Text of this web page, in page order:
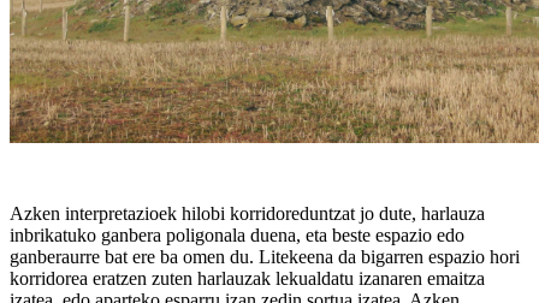
Azken interpretazioek hilobi korridoreduntzat jo dute, harlauza
inbrikatuko ganbera poligonala duena, eta beste espazio edo
ganberaurre bat ere ba omen du. Litekeena da bigarren espazio hori
korridorea eratzen zuten harlauzak lekualdatu izanaren emaitza